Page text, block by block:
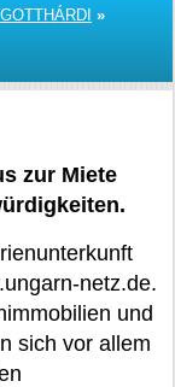
»
zur Miete
netz.de.
und
sich vor allem